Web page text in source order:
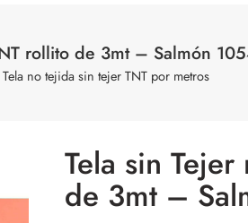
rollito de 3mt – Salmón
Tela no tejida sin tejer TNT por metros
Tela sin
de 3mt –